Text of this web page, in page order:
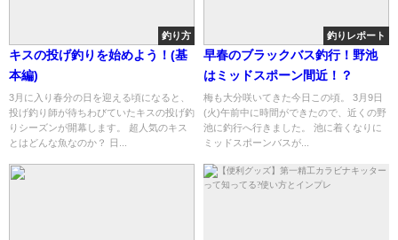
釣り方
キスの投げ釣りを始めよう！(基
本編)
3月に入り春分の日を迎える頃になると、
投げ釣り師が待ちわびていたキスの投げ釣
りシーズンが開幕します。 超人気のキス
とはどんな魚なのか？ 日...
釣りレポート
早春のブラックバス釣行！野池
はミッドスポーン間近！？
梅も大分咲いてきた今日この頃。 3月9日
(火)午前中に時間ができたので、近くの野
池に釣行へ行きました。 池に着くなりに
ミッドスポーンバスが...